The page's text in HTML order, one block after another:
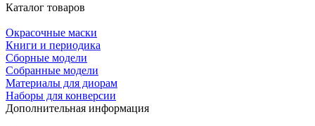
Каталог товаров
Окрасочные маски
Книги и периодика
Сборные модели
Собранные модели
Материалы для диорам
Наборы для конверсии
Дополнительная информация